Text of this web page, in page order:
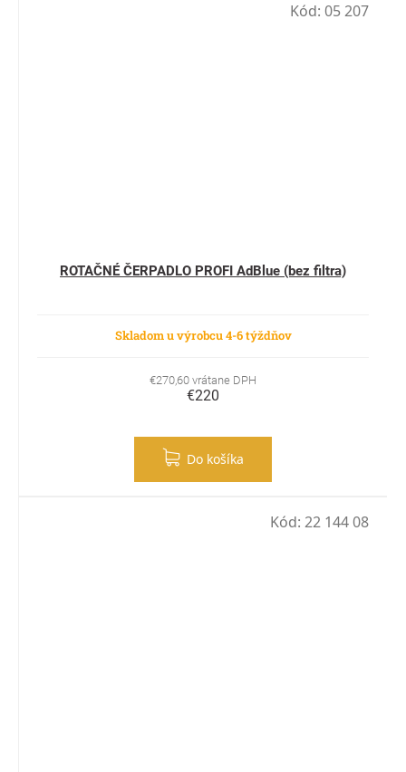
ROTAČNÉ ČERPADLO PROFI AdBlue (bez filtra)
Skladom u výrobcu 4-6 týždňov
€270,60 vrátane DPH
€220
Do košíka
Kód: 05 207
Kód: 22 144 08